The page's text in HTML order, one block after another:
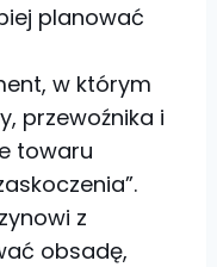
planować
w którym
przewoźnika i
towaru
z
obsadę,